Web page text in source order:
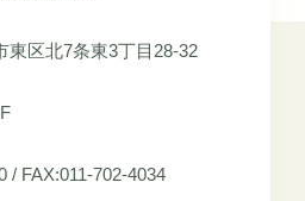
東区北7条東3丁目28-32
/ FAX:011-702-4034